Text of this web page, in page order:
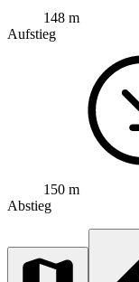
148 m
Aufstieg
150 m
Abstieg